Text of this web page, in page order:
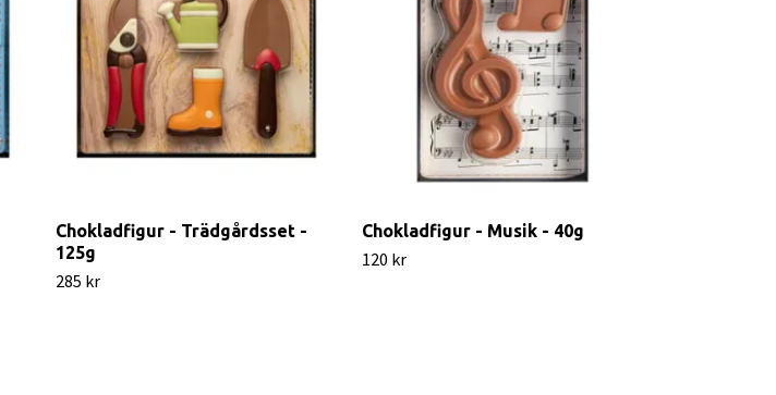
Chokladfigur - Trädgårdsset -
125g
285 kr
Chokladfigur - Musik - 40g
120 kr